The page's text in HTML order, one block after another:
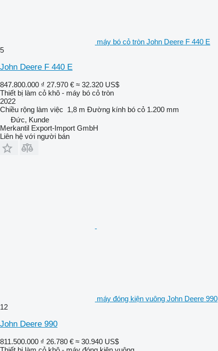
máy bó cỏ tròn John Deere F 440 E
5
John Deere F 440 E
847.800.000 ₫ 27.970 € ≈ 32.320 US$
Thiết bị làm cỏ khô - máy bó cỏ tròn
2022
Chiều rộng làm việc 1,8 m Đường kính bó cỏ 1.200 mm
Đức, Kunde
Merkantil Export-Import GmbH
Liên hệ với người bán
máy đóng kiện vuông John Deere 990
12
John Deere 990
811.500.000 ₫ 26.780 € ≈ 30.940 US$